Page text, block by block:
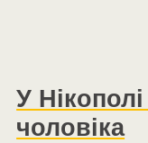
У
чоловіка